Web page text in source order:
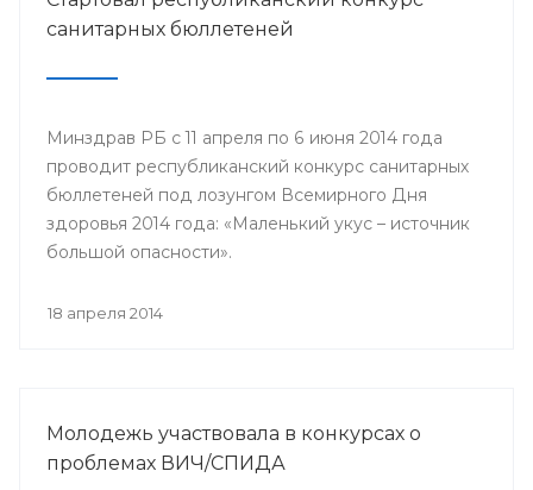
санитарных бюллетеней
Минздрав РБ с 11 апреля по 6 июня 2014 года
проводит республиканский конкурс санитарных
бюллетеней под лозунгом Всемирного Дня
здоровья 2014 года: «Маленький укус – источник
большой опасности».
18 апреля 2014
Молодежь участвовала в конкурсах о
проблемах ВИЧ/СПИДА